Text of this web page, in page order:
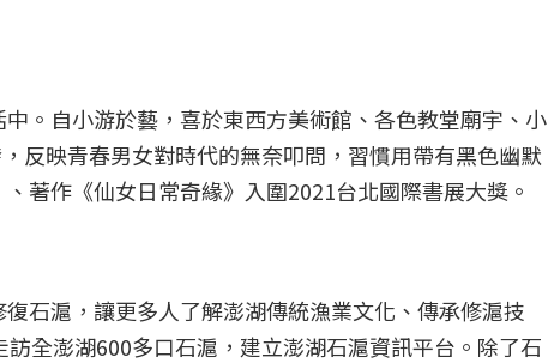
。自小游於藝，喜於東西方美術館、各色教堂廟宇、小
反映青春男女對時代的無奈叩問，習慣用帶有黑色幽默
著作《仙女日常奇緣》入圍2021台北國際書展大獎。
石滬，讓更多人了解澎湖傳統漁業文化、傳承修滬技
全澎湖600多口石滬，建立澎湖石滬資訊平台。除了石